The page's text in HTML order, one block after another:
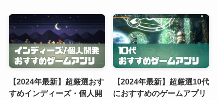
【2024年最新】超厳選おす
すめインディーズ・個人開
【2024年最新】超厳選10代
におすすめのゲームアプリ